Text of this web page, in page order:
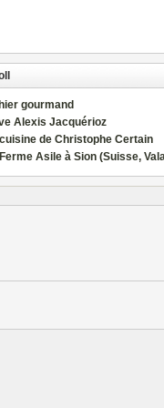
gourmand
Alexis Jacquérioz
de Christophe Certain
Asile à Sion (Suisse,